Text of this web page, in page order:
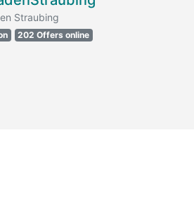
Straubing
202 Offers online